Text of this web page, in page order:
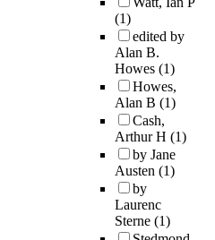
(1)
edited by
Alan B.
Howes (1)
Howes,
Alan B (1)
Cash,
Arthur H (1)
by Jane
Austen (1)
by
Laurenc
Sterne (1)